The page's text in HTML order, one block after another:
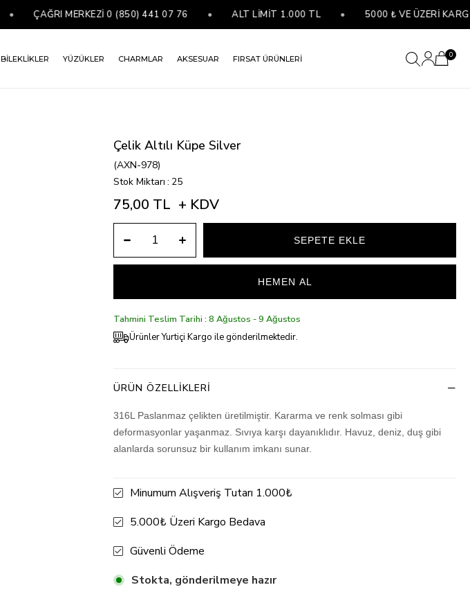
ÇAĞRI MERKEZİ 0 (850) 441 07 76 • ALT LİMİT 1.000 TL • 5000 ₺ VE ÜZERİ KARGO
BİLEKLİKLER YÜZÜKLER CHARMLAR AKSESUAR FIRSAT ÜRÜNLERİ 0
Çelik Altılı Küpe Silver
(AXN-978)
Stok Miktarı : 25
75,00 TL + KDV
Tahmini Teslim Tarihi : 8 Ağustos - 9 Ağustos
Ürünler Yurtiçi Kargo ile gönderilmektedir.
ÜRÜN ÖZELLIKLERI
316L Paslanmaz çelikten üretilmiştir. Kararma ve renk solması gibi
deformasyonlar yaşanmaz. Sıvıya karşı dayanıklıdır. Havuz, deniz, duş gibi
alanlarda sorunsuz bir kullanım imkanı sunar.
Minumum Alışveriş Tutarı 1.000₺
5.000₺ Üzeri Kargo Bedava
Güvenli Ödeme
Stokta, gönderilmeye hazır